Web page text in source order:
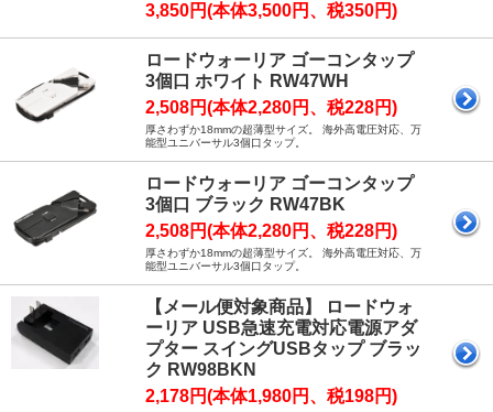
3,850円(本体3,500円、税350円)
ロードウォーリア ゴーコンタップ
3個口 ホワイト RW47WH
2,508円(本体2,280円、税228円)
厚さわずか18mmの超薄型サイズ。 海外高電圧対応、万
能型ユニバーサル3個口タップ。
ロードウォーリア ゴーコンタップ
3個口 ブラック RW47BK
2,508円(本体2,280円、税228円)
厚さわずか18mmの超薄型サイズ。 海外高電圧対応、万
能型ユニバーサル3個口タップ。
【メール便対象商品】 ロードウォ
ーリア USB急速充電対応電源アダ
プター スイングUSBタップ ブラッ
ク RW98BKN
2,178円(本体1,980円、税198円)